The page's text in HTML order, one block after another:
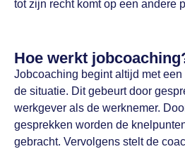
tot zijn recht komt op een andere
Hoe werkt
Jobcoaching begint altijd met
de situatie. Dit gebeurt door
werkgever als de werknemer.
gesprekken worden de
gebracht. Vervolgens stelt de